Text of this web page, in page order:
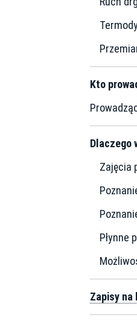
Kto
Dlaczego
Zajęcia
Płynne
Zapisy